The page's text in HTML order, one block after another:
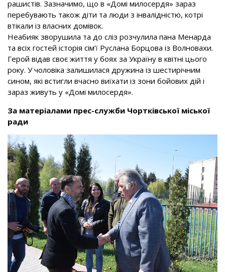
рашистів. Зазначимо, що в «Домі милосердя» зараз
перебувають також діти та люди з інвалідністю, котрі
втікали із власних домівок.
Неабияк зворушила та до сліз розчулила пана Менарда
та всіх гостей історія сім’ї Руслана Борцова із Волновахи.
Герой відав своє життя у боях за Україну в квітні цього
року. У чоловіка залишилася дружина із шестирічним
сином, які встигли вчасно виїхати із зони бойових дій і
зараз живуть у «Домі милосердя».
За матеріалами прес-служби Чортківської міської
ради